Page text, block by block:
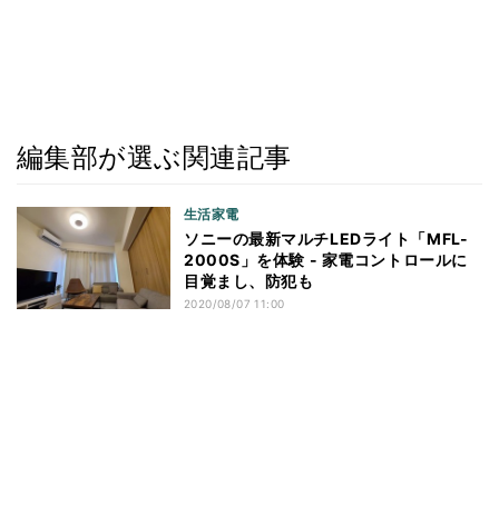
編集部が選ぶ関連記事
生活家電
ソニーの最新マルチLEDライト「MFL-
2000S」を体験 - 家電コントロールに
目覚まし、防犯も
2020/08/07 11:00